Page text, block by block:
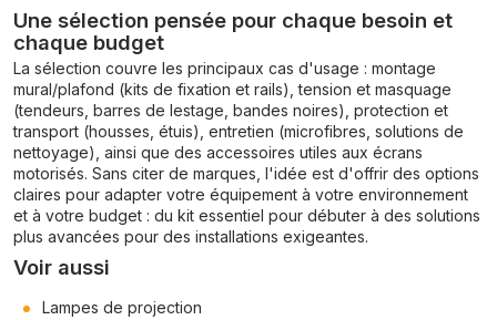
Une sélection pensée pour chaque besoin et
chaque budget
La sélection couvre les principaux cas d'usage : montage
mural/plafond (kits de fixation et rails), tension et masquage
(tendeurs, barres de lestage, bandes noires), protection et
transport (housses, étuis), entretien (microfibres, solutions de
nettoyage), ainsi que des accessoires utiles aux écrans
motorisés. Sans citer de marques, l'idée est d'offrir des options
claires pour adapter votre équipement à votre environnement
et à votre budget : du kit essentiel pour débuter à des solutions
plus avancées pour des installations exigeantes.
Voir aussi
Lampes de projection